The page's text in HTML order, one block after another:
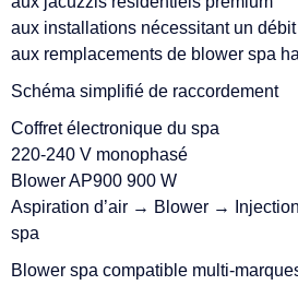
aux installations nécessitant un débit
aux remplacements de blower spa
Schéma simplifié de raccordement
Coffret électronique du spa
220-240 V monophasé
Blower AP900 900 W
Aspiration d’air → Blower → Injection
spa
Blower spa compatible multi-